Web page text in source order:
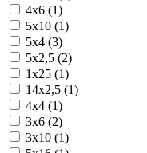
4х6 (1)
5х10 (1)
5х4 (3)
5х2,5 (2)
1х25 (1)
14х2,5 (1)
4х4 (1)
3х6 (2)
3х10 (1)